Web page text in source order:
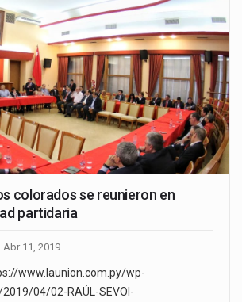
colorados se reunieron en
partidaria
Abr 11, 2019
www.launion.com.py/wp-
04/02-RAÚL-SEVOI-